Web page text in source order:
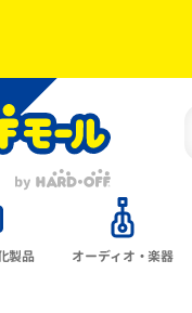
製品 オーディオ・楽器